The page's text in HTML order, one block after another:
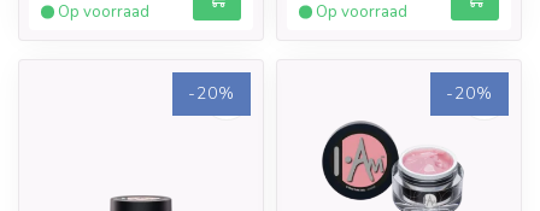
Op voorraad Op voorraad
-20% -20%